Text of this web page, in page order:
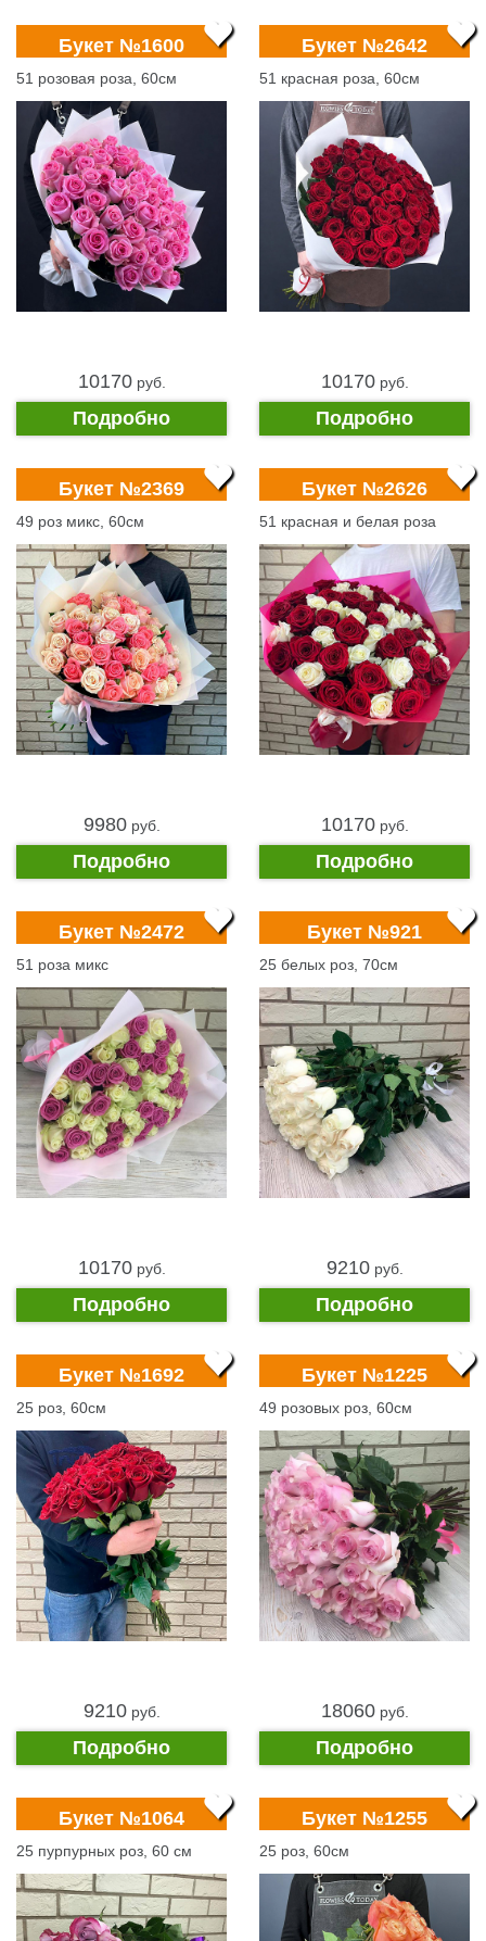
Букет №1600
51 розовая роза, 60см
10170pуб.
Подробно
Букет №2642
51 красная роза, 60см
10170pуб.
Подробно
Букет №2369
49 роз микс, 60см
9980pуб.
Подробно
Букет №2626
51 красная и белая роза
10170pуб.
Подробно
Букет №2472
51 роза микс
10170pуб.
Подробно
Букет №921
25 белых роз, 70см
9210pуб.
Подробно
Букет №1692
25 роз, 60см
9210pуб.
Подробно
Букет №1225
49 розовых роз, 60см
18060pуб.
Подробно
Букет №1064
25 пурпурных роз, 60 см
Букет №1255
25 роз, 60см